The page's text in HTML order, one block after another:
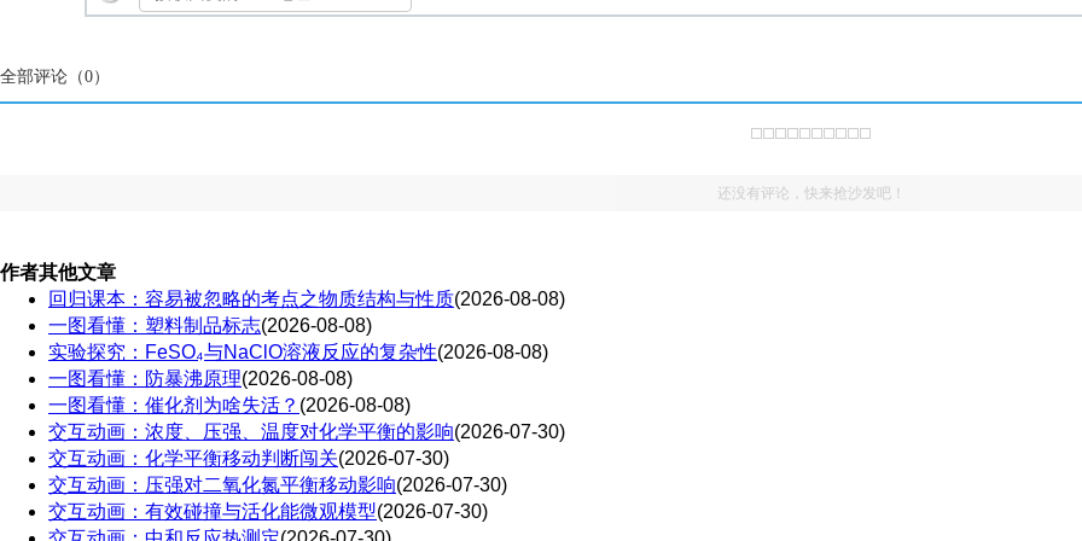
全部评论（0）
还没有评论，快来抢沙发吧！
作者其他文章
回归课本：容易被忽略的考点之物质结构与性质(2026-08-08)
一图看懂：塑料制品标志(2026-08-08)
实验探究：FeSO₄与NaClO溶液反应的复杂性(2026-08-08)
一图看懂：防暴沸原理(2026-08-08)
一图看懂：催化剂为啥失活？ (2026-08-08)
交互动画：浓度、压强、温度对化学平衡的影响(2026-07-30)
交互动画：化学平衡移动判断闯关(2026-07-30)
交互动画：压强对二氧化氮平衡移动影响(2026-07-30)
交互动画：有效碰撞与活化能微观模型(2026-07-30)